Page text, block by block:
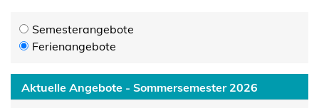
Semesterangebote
Ferienangebote
Aktuelle Angebote - Sommersemester 2026